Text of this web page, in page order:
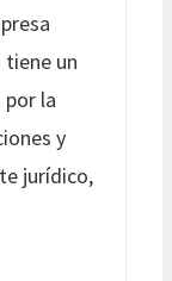
un
la
y
jurídico,